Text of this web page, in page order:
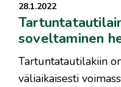
28.1.2022
soveltaminen
​Tartuntatautilakiin
väliaikaisesti